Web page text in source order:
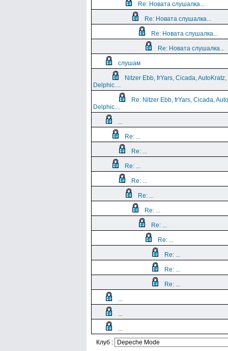
Re: Новата слушалка...
Re: Новата слушалка...
Re: Новата слушалка...
Re: Новата слушалка...
слушам
Nitzer Ebb, frYars, Cicada, AutoKratz,
Delphic....
Re: Nitzer Ebb, frYars, Cicada,
Delphic....
...
Re: ...
Re: ...
Re: ...
Re: ...
Re: ...
Re: ...
Re: ...
Re: ...
Re: ...
Re: ...
Re: ...
...
...
...
Клуб :